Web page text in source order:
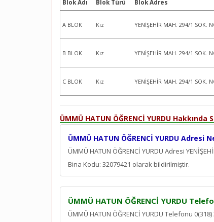
Blok Adı Blok Türü Blok Adres
A BLOK Kız YENİŞEHİR MAH. 294/1 SOK.
B BLOK Kız YENİŞEHİR MAH. 294/1 SOK.
C BLOK Kız YENİŞEHİR MAH. 294/1 SOK.
ÜMMÜ HATUN ÖĞRENCİ YURDU Hakkında
ÜMMÜ HATUN ÖĞRENCİ YURDU Adresi
ÜMMÜ HATUN ÖĞRENCİ YURDU Adresi
Bina Kodu: 32079421 olarak bildirilmiştir.
ÜMMÜ HATUN ÖĞRENCİ YURDU
ÜMMÜ HATUN ÖĞRENCİ YURDU Telefonu